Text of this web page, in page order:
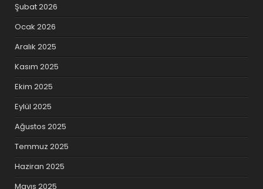
Şubat 2026
Ocak 2026
Aralık 2025
Kasım 2025
Ekim 2025
Eylül 2025
Ağustos 2025
Temmuz 2025
Haziran 2025
Mayıs 2025